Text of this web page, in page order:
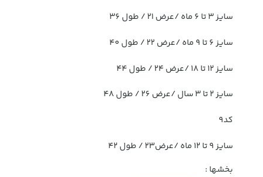
سایز ۳ تا ۶ ماه /عرض ۲۱ / طول ۳۶
سایز ۶ تا ۹ ماه /عرض ۲۲ / طول ۴۰
سایز ۱۲ تا ۱۸ /عرض ۲۴ / طول ۴۴
سایز ۲ تا ۳ سال /عرض ۲۶ / طول ۴۸
کد9
سایز ۹ تا ۱۲ ماه /عرض۲۳ / طول ۴۲
بخشها :